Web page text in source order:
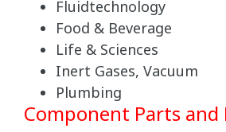
Fluidtechnology
Food & Beverage
Life & Sciences
Inert Gases, Vacuum
Plumbing
Component Parts